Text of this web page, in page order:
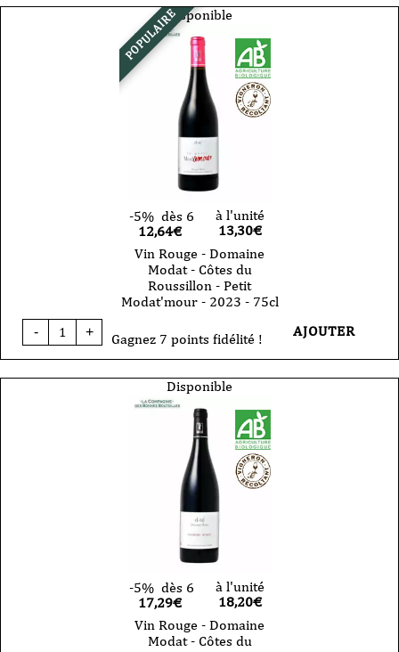
-
POPULAIREDisponible
-5% dès 6
12,64€
à l'unité
13,30€
Vin Rouge - Domaine
Modat - Côtes du
Roussillon - Petit
Modat'mour - 2023 - 75cl
-
quantité
de
-
+ Gagnez 7 points fidélité ! AJOUTER
Disponible
-5% dès 6
17,29€
à l'unité
18,20€
Vin Rouge - Domaine
Modat - Côtes du